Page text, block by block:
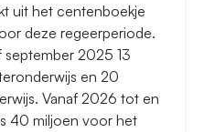
uit het centenboekje
deze regeerperiode.
2025 13
en 20
Vanaf 2026 tot en
40 miljoen voor het